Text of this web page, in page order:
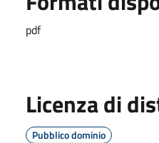
pdf
Licenza di
Pubblico dominio